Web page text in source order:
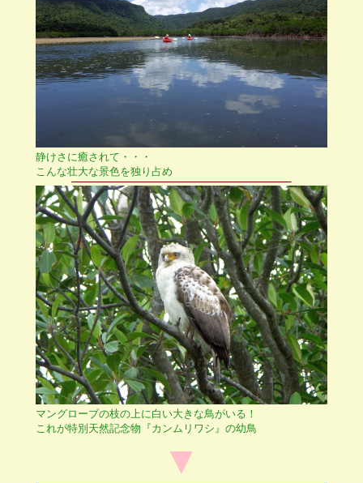
静けさに癒されて・・・
こんな壮大な景色を独り占め
マングローブの枝の上に白い大きな鳥がいる！
これが特別天然記念物『カンムリワシ』の幼鳥
▼